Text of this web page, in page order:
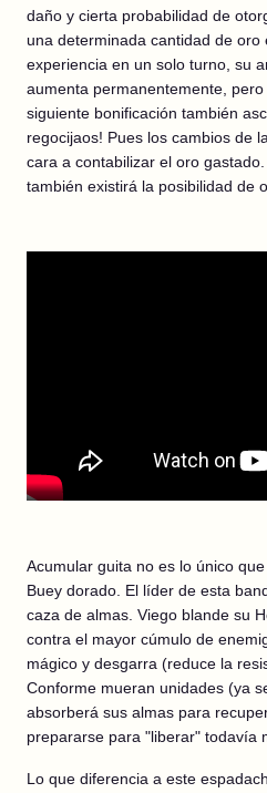
daño y cierta probabilidad de
una determinada cantidad de
experiencia en un solo turno, su
aumenta permanentemente,
siguiente bonificación también
regocijaos! Pues los cambios de
cara a contabilizar el oro
también existirá la posibilidad de
Acumular guita no es lo único
Buey dorado. El líder de esta
caza de almas. Viego blande su
contra el mayor cúmulo de
mágico y desgarra (reduce la
Conforme mueran unidades (ya
absorberá sus almas para
prepararse para "liberar" todavía
Lo que diferencia a este